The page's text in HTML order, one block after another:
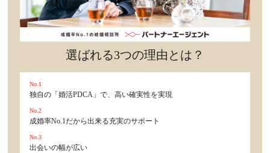
カルチャー・トレンド・芸能
選ばれる3つの理由とは？
No.1
独自の「婚活PDCA」で、高い確実性を実現
No.2
成婚率No.1だから出来る充実のサポート
No.3
出会いの幅が広い